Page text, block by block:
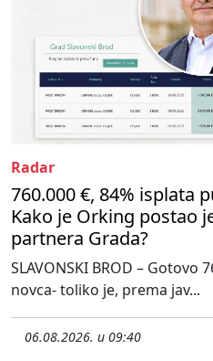
Radar
760.000 €, 84% isplata
Kako je Orking postao
partnera Grada?
SLAVONSKI BROD – Gotovo
novca- toliko je, prema jav...
06.08.2026. u 09:40